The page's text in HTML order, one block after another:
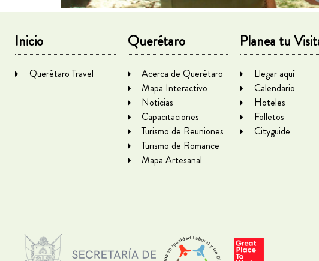
Inicio
Querétaro Travel
Querétaro
Acerca de Querétaro
Mapa Interactivo
Noticias
Capacitaciones
Turismo de Reuniones
Turismo de Romance
Mapa Artesanal
Planea tu
Llegar aquí
Calendario
Hoteles
Folletos
Cityguide